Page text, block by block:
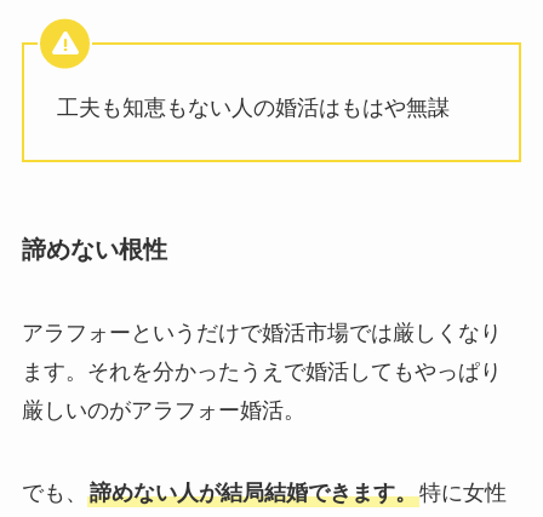
工夫も知恵もない人の婚活はもはや無謀
諦めない根性
アラフォーというだけで婚活市場では厳しくなり
ます。それを分かったうえで婚活してもやっぱり
厳しいのがアラフォー婚活。
でも、 諦めない人が結局結婚できます。特に女性